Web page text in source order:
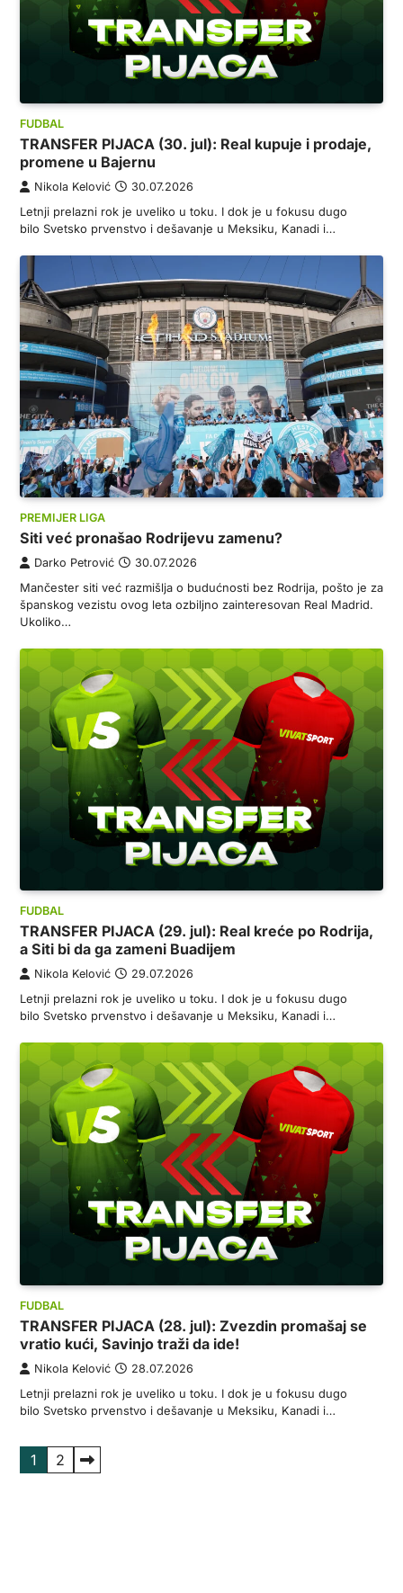
FUDBAL
TRANSFER PIJACA (30. jul): Real kupuje i prodaje,
promene u Bajernu
Nikola Kelović 30.07.2026
Letnji prelazni rok je uveliko u toku. I dok je u fokusu dugo
bilo Svetsko prvenstvo i dešavanje u Meksiku, Kanadi i…
PREMIJER LIGA
Siti već pronašao Rodrijevu zamenu?
Darko Petrović 30.07.2026
Mančester siti već razmišlja o budućnosti bez Rodrija, pošto je za
španskog vezistu ovog leta ozbiljno zainteresovan Real Madrid.
Ukoliko…
FUDBAL
TRANSFER PIJACA (29. jul): Real kreće po Rodrija,
a Siti bi da ga zameni Buadijem
Nikola Kelović 29.07.2026
Letnji prelazni rok je uveliko u toku. I dok je u fokusu dugo
bilo Svetsko prvenstvo i dešavanje u Meksiku, Kanadi i…
FUDBAL
TRANSFER PIJACA (28. jul): Zvezdin promašaj se
vratio kući, Savinjo traži da ide!
Nikola Kelović 28.07.2026
Letnji prelazni rok je uveliko u toku. I dok je u fokusu dugo
bilo Svetsko prvenstvo i dešavanje u Meksiku, Kanadi i…
Пагинација
1 2